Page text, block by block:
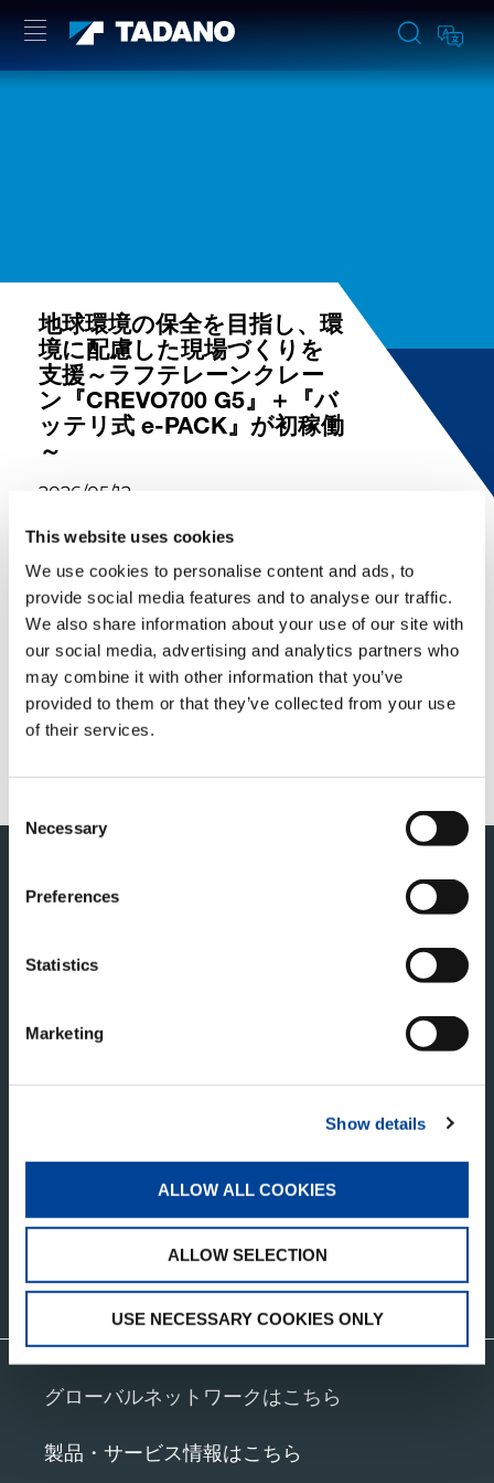
This website uses cookies
We use cookies to personalise content and ads, to
provide social media features and to analyse our traffic.
We also share information about your use of our site with
our social media, advertising and analytics partners who
may combine it with other information that you’ve
provided to them or that they’ve collected from your use
of their services.
Selection
Necessary
Preferences
Statistics
Marketing
Show details
ALLOW ALL COOKIES
ALLOW SELECTION
USE NECESSARY COOKIES ONLY
地球環境の保全を目指し、環
境に配慮した現場づくりを
支援～ラフテレーンクレー
ン『CREVO700 G5』＋『バ
ッテリ式 e-PACK』が初稼働
～
2026/05/12
株式会社タダノ（本社：香川県高松市、代表取締役
社長：氏家 俊明）は、2026 年1 月よりラフテレーン
クレーン『CREVO700 G5』と『バッテリ式 e-
PACK』を日本市場向けに発売し、初稼働しました
ので、お知らせします。詳しくはリリースをご覧く
ださい。
お問い合わせ
グローバルネットワークはこちら
製品・サービス情報はこちら